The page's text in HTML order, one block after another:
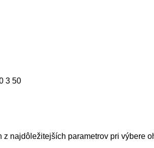
3 50
najdôležitejších parametrov pri výbere